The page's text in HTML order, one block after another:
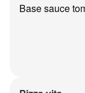
Base sauce